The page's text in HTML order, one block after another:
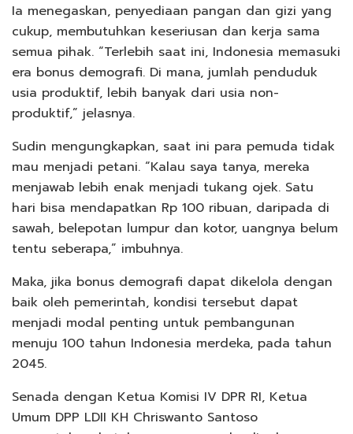
Ia menegaskan, penyediaan pangan dan gizi yang
cukup, membutuhkan keseriusan dan kerja sama
semua pihak. “Terlebih saat ini, Indonesia memasuki
era bonus demografi. Di mana, jumlah penduduk
usia produktif, lebih banyak dari usia non-
produktif,” jelasnya.
Sudin mengungkapkan, saat ini para pemuda tidak
mau menjadi petani. “Kalau saya tanya, mereka
menjawab lebih enak menjadi tukang ojek. Satu
hari bisa mendapatkan Rp 100 ribuan, daripada di
sawah, belepotan lumpur dan kotor, uangnya belum
tentu seberapa,” imbuhnya.
Maka, jika bonus demografi dapat dikelola dengan
baik oleh pemerintah, kondisi tersebut dapat
menjadi modal penting untuk pembangunan
menuju 100 tahun Indonesia merdeka, pada tahun
2045.
Senada dengan Ketua Komisi IV DPR RI, Ketua
Umum DPP LDII KH Chriswanto Santoso